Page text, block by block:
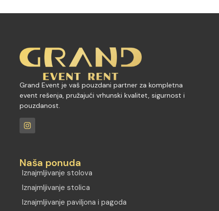
Grand Event je vaš pouzdani partner za kompletna
event rešenja, pružajući vrhunski kvalitet, sigurnost i
pouzdanost.
Naša ponuda
Iznajmljivanje stolova
Iznajmljivanje stolica
Iznajmljivanje paviljona i pagoda